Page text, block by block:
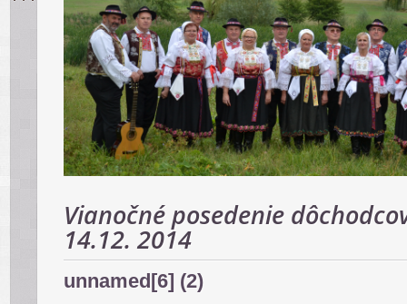
Vianočné posedenie
14.12. 2014
unnamed[6] (2)